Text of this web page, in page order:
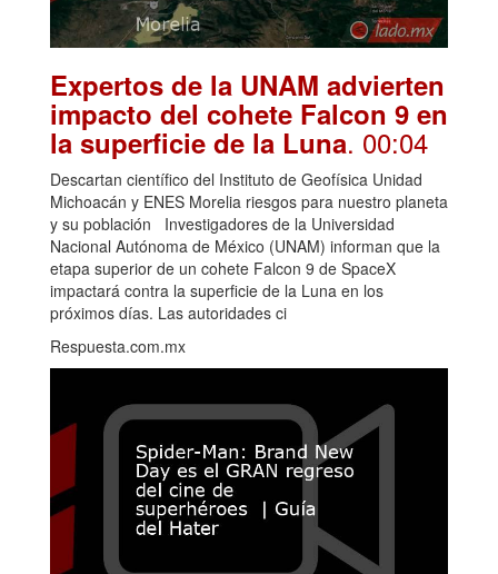
Expertos de la UNAM advierten
impacto del cohete Falcon 9 en
la superficie de la Luna. 00:04
Descartan científico del Instituto de Geofísica Unidad
Michoacán y ENES Morelia riesgos para nuestro planeta
y su población Investigadores de la Universidad
Nacional Autónoma de México (UNAM) informan que la
etapa superior de un cohete Falcon 9 de SpaceX
impactará contra la superficie de la Luna en los
próximos días. Las autoridades ci
Respuesta.com.mx